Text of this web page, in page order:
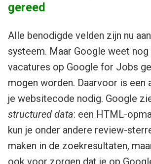
gereed
Alle benodigde velden zijn nu
systeem. Maar Google weet
vacatures op Google for Jobs
mogen worden. Daarvoor is een
je websitecode nodig. Google
structured data: een HTML-
kun je onder andere review-
maken in de zoekresultaten,